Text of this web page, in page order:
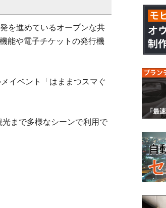
を進めているオープンな共
能や電子チケットの発行機
イベント「はままつスマぐ
まで多様なシーンで利用で